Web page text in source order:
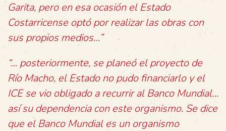
Garita, pero en esa ocasión el Estado
Costarricense optó por realizar las obras con
sus propios medios…”
“… posteriormente, se planeó el proyecto de
Río Macho, el Estado no pudo financiarlo y el
ICE se vio obligado a recurrir al Banco Mundial…
así su dependencia con este organismo. Se dice
que el Banco Mundial es un organismo